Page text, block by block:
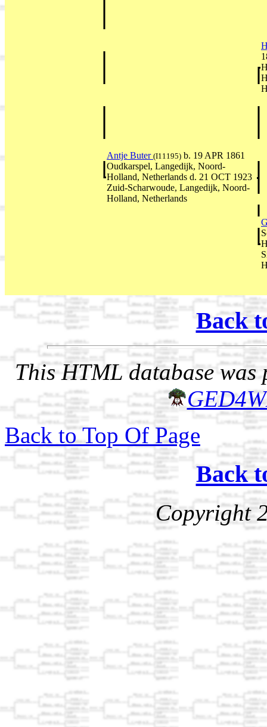
Antje Buter (I11195) b. 19 APR 1861
Oudkarspel, Langedijk, Noord-
Holland, Netherlands d. 21 OCT 1923
Zuid-Scharwoude, Langedijk, Noord-
Holland, Netherlands
Back
This HTML database was
Back to Top Of Page
Back
Copyright